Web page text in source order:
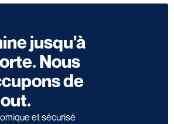
jusqu'à
Nous
de
et sécurisé